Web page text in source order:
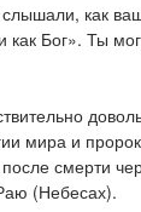
как
Бог». Ты
мира и
смерти
(Небесах).